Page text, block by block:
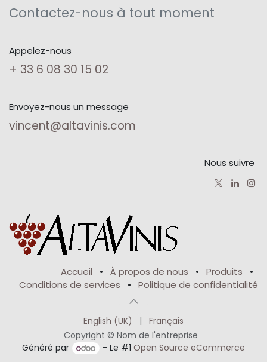
Contactez-nous à tout moment
Appelez-nous
+ 33 6 08 30 15 02
Envoyez-nous un message
vincent@altavinis.com
Nous suivre
Accueil • À propos de nous • Produits
•
Conditions de services
• Politique de confidentialité
Copyright © Nom de l'entreprise
English (UK) | Français
Généré par - Le #1Open Source eCommerce